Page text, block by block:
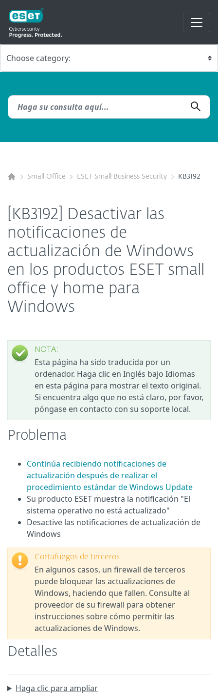
Small Office ESET Small Business Security KB3192
[KB3192] Desactivar las
notificaciones de
actualización de Windows
en los productos ESET small
office y home para
Windows
NOTA:
Esta página ha sido traducida por un
ordenador. Haga clic en Inglés bajo Idiomas
en esta página para mostrar el texto original.
Si encuentra algo que no está claro, por favor,
póngase en contacto con su soporte local.
Problema
Continúa recibiendo notificaciones de
actualización después de realizar el
procedimiento estándar de Windows Update
Su producto ESET muestra la notificación "El
sistema operativo no está actualizado"
Desactive las notificaciones de actualización de
Windows
Cortafuegos de terceros
En algunos casos, un firewall de terceros
puede bloquear las actualizaciones de
Windows, haciendo que fallen. Consulte al
proveedor de su firewall para obtener
instrucciones sobre cómo permitir las
actualizaciones de Windows.
Detalles
Haga clic para ampliar